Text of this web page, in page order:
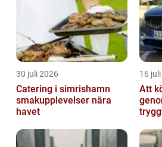
30 juli 2026
Catering i simrishamn
smakupplevelser nära
havet
16
Att